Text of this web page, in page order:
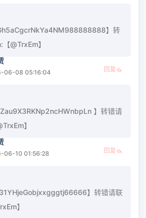
】转
@TrxEm】
06-08 05:16:04 回复
】转错请
】
06-10 01:56:28 回复
】转错请联
】